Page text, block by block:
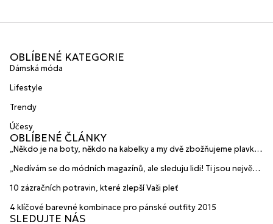
OBLÍBENÉ KATEGORIE
Dámská móda
Lifestyle
Trendy
Účesy
OBLÍBENÉ ČLÁNKY
„Někdo je na boty, někdo na kabelky a my dvě zbožňujeme plavky“
HANAJANA Swimwear
„Nedívám se do módních magazínů, ale sleduju lidi! Ti jsou největší
10 zázračních potravin, které zlepší Vaši pleť
4 klíčové barevné kombinace pro pánské outfity 2015
SLEDUJTE NÁS